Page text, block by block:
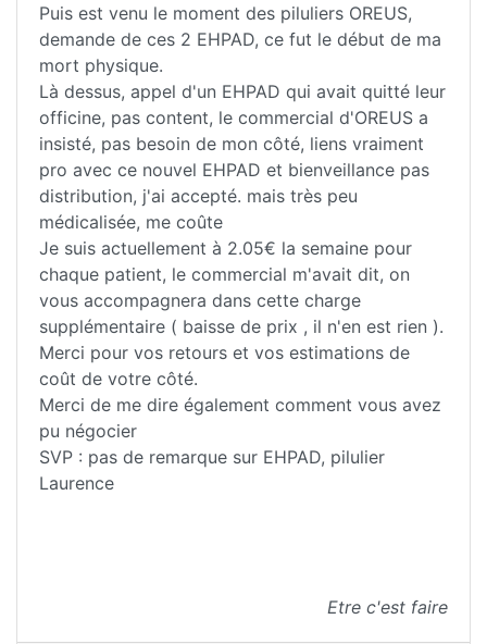
Puis est venu le moment des piluliers OREUS,
demande de ces 2 EHPAD, ce fut le début de ma
mort physique.
Là dessus, appel d'un EHPAD qui avait quitté leur
officine, pas content, le commercial d'OREUS a
insisté, pas besoin de mon côté, liens vraiment
pro avec ce nouvel EHPAD et bienveillance pas
distribution, j'ai accepté. mais très peu
médicalisée, me coûte
Je suis actuellement à 2.05€ la semaine pour
chaque patient, le commercial m'avait dit, on
vous accompagnera dans cette charge
supplémentaire ( baisse de prix , il n'en est rien ).
Merci pour vos retours et vos estimations de
coût de votre côté.
Merci de me dire également comment vous avez
pu négocier
SVP : pas de remarque sur EHPAD, pilulier
Laurence
Etre c'est faire